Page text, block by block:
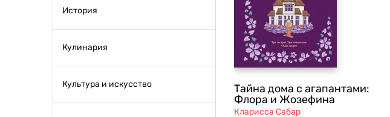
История
Кулинария
Культура и искусство
Тайна дома с агапантами:
Флора и Жозефина
Кларисса Сабар